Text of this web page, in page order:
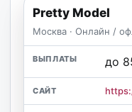
Pretty Model
Москва · Онлайн /
до